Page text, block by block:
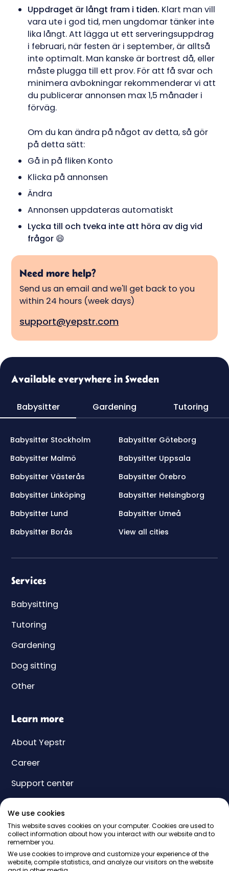
Uppdraget är långt fram i tiden. Klart man vill
vara ute i god tid, men ungdomar tänker inte
lika långt. Att lägga ut ett serveringsuppdrag
i februari, när festen är i september, är alltså
inte optimalt. Man kanske är bortrest då, eller
måste plugga till ett prov. För att få svar och
minimera avbokningar rekommenderar vi att
du publicerar annonsen max 1,5 månader i
förväg.
Om du kan ändra på något av detta, så gör
på detta sätt:
Gå in på fliken Konto
Klicka på annonsen
Ändra
Annonsen uppdateras automatiskt
Lycka till och tveka inte att höra av dig vid
frågor 😄
Need more help?
Send us an email and we'll get back to you
within 24 hours (week days)
support@yepstr.com
Available everywhere in Sweden
Babysitter Gardening Tutoring
Babysitter Stockholm
Babysitter Göteborg
Babysitter Malmö
Babysitter Uppsala
Babysitter Västerås
Babysitter Örebro
Babysitter Linköping
Babysitter Helsingborg
Babysitter Lund
Babysitter Umeå
Babysitter Borås
View all cities
Services
Babysitting
Tutoring
Gardening
Dog sitting
Other
Learn more
About Yepstr
Career
Support center
Price
Gift card
We use cookies
This website saves cookies on your computer. Cookies are used to
collect information about how you interact with our website and to
remember you.
We use cookies to improve and customize your experience of the
website, compile statistics, and analyze our visitors on the website